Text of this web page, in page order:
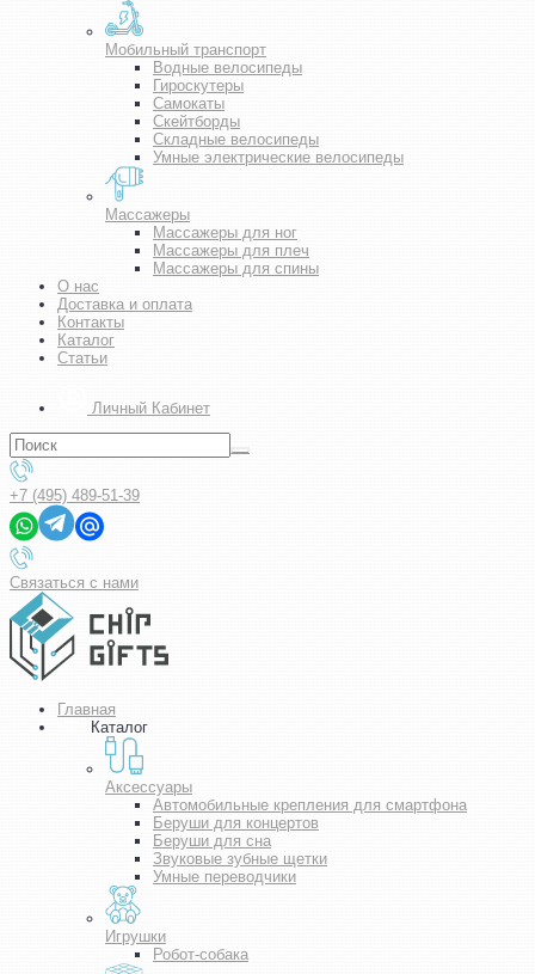
Мобильный транспорт
Водные велосипеды
Гироскутеры
Самокаты
Скейтборды
Складные велосипеды
Умные электрические велосипеды
Массажеры
Массажеры для ног
Массажеры для плеч
Массажеры для спины
О нас
Доставка и оплата
Контакты
Каталог
Статьи
Личный Кабинет
+7 (495) 489-51-39
Связаться с нами
Главная
Каталог
Аксессуары
Автомобильные крепления для смартфона
Беруши для концертов
Беруши для сна
Звуковые зубные щетки
Умные переводчики
Игрушки
Робот-собака